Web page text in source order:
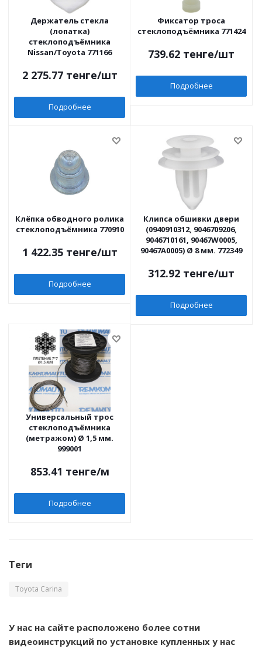
Держатель стекла
(лопатка)
стеклоподъёмника
Nissan/Toyota 771166
2 275.77тенге/шт
Подробнее
Фиксатор троса
стеклоподъёмника 771424
739.62 тенге/шт
Подробнее
Клёпка обводного ролика
стеклоподъёмника 770910
1 422.35тенге/шт
Подробнее
Клипса обшивки двери
(0940910312, 9046709206,
9046710161, 90467W0005,
90467A0005) Ø 8 мм. 772349
312.92 тенге/шт
Подробнее
Универсальный трос
стеклоподъёмника
(метражом) Ø 1,5 мм.
999001
853.41 тенге/м
Подробнее
Теги
Toyota Carina
У нас на сайте расположено более сотни
видеоинструкций по установке купленных у нас